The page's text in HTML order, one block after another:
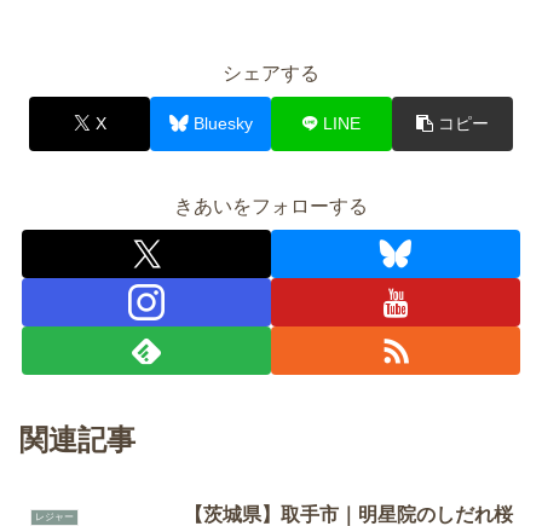
シェアする
X Bluesky LINE コピー
きあいをフォローする
関連記事
レジャー
【茨城県】取手市｜明星院のしだれ桜